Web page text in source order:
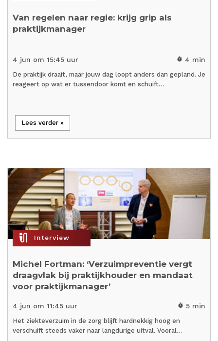
Van regelen naar regie: krijg grip als
praktijkmanager
4 jun om 15:45 uur timer 4 min
De praktijk draait, maar jouw dag loopt anders dan gepland. Je
reageert op wat er tussendoor komt en schuift…
Lees verder »
mic_external_on Interview
Michel Fortman: ‘Verzuimpreventie vergt
draagvlak bij praktijkhouder en mandaat
voor praktijkmanager’
4 jun om 11:45 uur timer 5 min
Het ziekteverzuim in de zorg blijft hardnekkig hoog en
verschuift steeds vaker naar langdurige uitval. Vooral…